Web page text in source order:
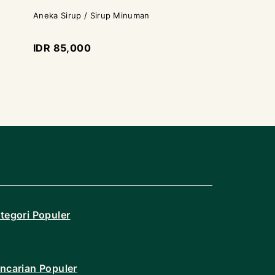
Aneka Sirup / Sirup Minuman
IDR 85,000
Populer
Populer